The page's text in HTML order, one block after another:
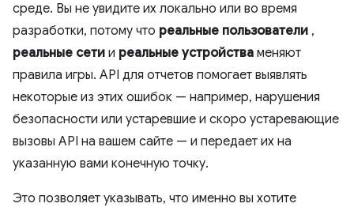
среде. Вы не увидите их локально или во время
разработки, потому что реальные пользователи ,
реальные сети и реальные устройства меняют
правила игры. API для отчетов помогает выявлять
некоторые из этих ошибок — например, нарушения
безопасности или устаревшие и скоро устаревающие
вызовы API на вашем сайте — и передает их на
указанную вами конечную точку.
Это позволяет указывать, что именно вы хотите